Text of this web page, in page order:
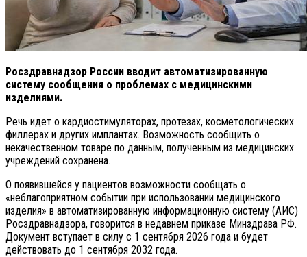
Росздравнадзор России вводит автоматизированную
систему сообщения о проблемах с медицинскими
изделиями.
Речь идет о кардиостимуляторах, протезах, косметологических
филлерах и других имплантах. Возможность сообщить о
некачественном товаре по данным, полученным из медицинских
учреждений сохранена.
О появившейся у пациентов возможности сообщать о
«неблагоприятном событии при использовании медицинского
изделия» в автоматизированную информационную систему (АИС)
Росздравнадзора, говорится в недавнем приказе Минздрава РФ.
Документ вступает в силу с 1 сентября 2026 года и будет
действовать до 1 сентября 2032 года.